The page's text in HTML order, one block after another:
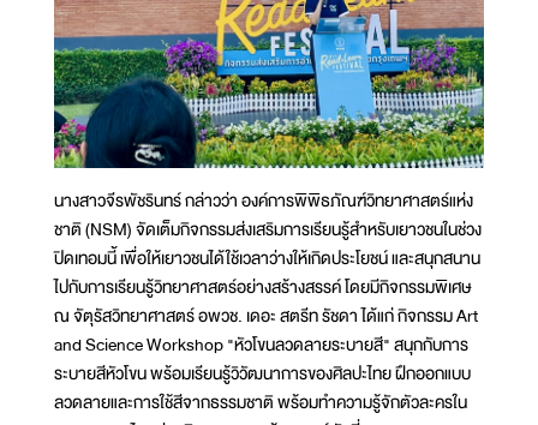
นางสาวจีรพัชรินทร์ กล่าวว่า องค์การพิพิธภัณฑ์วิทยาศาสตร์แห่ง
ชาติ (NSM) จัดเต็มกิจกรรมส่งเสริมการเรียนรู้สำหรับเยาวชนในช่วง
ปิดเทอมนี้ เพื่อให้เยาวชนได้ใช้เวลาว่างให้เกิดประโยชน์ และสนุกสนาน
ไปกับการเรียนรู้วิทยาศาสตร์อย่างสร้างสรรค์ โดยมีกิจกรรมพิเศษ
ณ จัตุรัสวิทยาศาสตร์ อพวช. เดอะ สตรีท รัชดา ได้แก่ กิจกรรม Art
and Science Workshop "หัวโขนลวดลายระบายสี" สนุกกับการ
ระบายสีหัวโขน พร้อมเรียนรู้วิวัฒนาการของศิลปะไทย ฝึกออกแบบ
ลวดลายและการใช้สีจากธรรมชาติ พร้อมทำความรู้จักตัวละครใน